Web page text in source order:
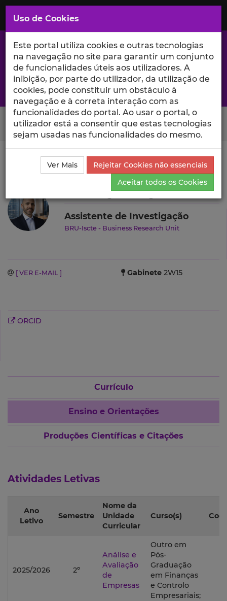
Saltar
para
Conteúdo
Principal
A excelência da investigação e ciência no Iscte
Search Button
Ciência_Iscte Autores João Salgado Regra
Ensino
e Orientações
João Salgado Regra
Assistente de Investigação
BRU-Iscte - Business Research Unit
[ VER E-MAIL ] Gabinete 2W15
ORCID
Currículo
Ensino e Orientações
Produções Científicas e Citações
Atividades Letivas
Ano
Letivo
Semestre
Nome da
Unidade
Curricular
Curso(s)
2025/2026 2º
Análise e
Avaliação
de
Empresas
Outro em
Pós-
Graduação
em Finanças
e Controlo
Empresariais;
Uso de Cookies
Este portal utiliza cookies e outras tecnologias
na navegação no site para garantir um conjunto
de funcionalidades úteis aos utilizadores. A
inibição, por parte do utilizador, da utilização de
cookies, pode constituir um obstáculo à
navegação e à correta interação com as
funcionalidades do portal. Ao usar o portal, o
utilizador está a consentir que estas tecnologias
sejam usadas nas funcionalidades do mesmo.
Ver Mais
Rejeitar Cookies não essenciais
Aceitar todos os Cookies